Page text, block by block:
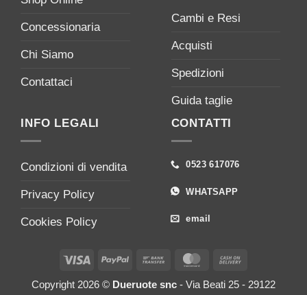
Concessionaria
Chi Siamo
Contattaci
Cambi e Resi
Acquisti
Spedizioni
Guida taglie
INFO LEGALI
Condizioni di vendita
Privacy Policy
Cookies Policy
CONTATTI
0523 617076
WHATSAPP
email
Visa PayPal
Bank
MasterCard
Delivery
Copyright 2026 © Dueruote snc - Via Beati 25 - 29122